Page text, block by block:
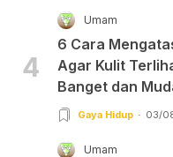
4
Umam
6 Cara
Agar Kulit
Banget dan
Gaya Hidup 03/
Umam